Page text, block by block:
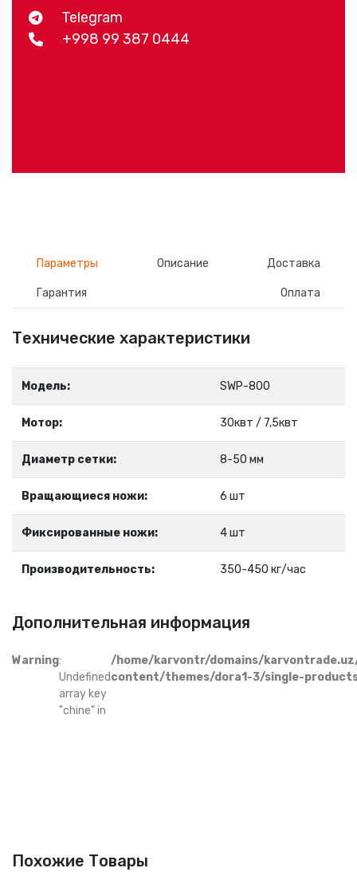
Telegram
+998 99 387 0444
Параметры Описание Доставка
Гарантия Оплата
Технические характеристики
Модель: SWP-800
Мотор: 30квт / 7,5квт
Диаметр сетки: 8-50 мм
Вращающиеся ножи: 6 шт
Фиксированные ножи: 4 шт
Производительность: 350-450 кг/час
Дополнительная информация
Warning:
Undefined
array key
"chine" in
/home/karvontr/domains/
content/themes/dora1-3/single-
Похожие Товары